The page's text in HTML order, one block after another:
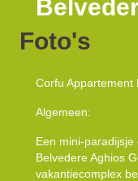
Foto's
Corfu Appartement
Algemeen:
Een mini-
Belvedere Aghios
vakantiecomplex